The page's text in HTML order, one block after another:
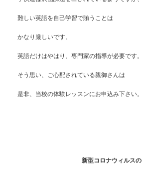
難しい英語を自己学習で賄うことは
かなり厳しいです。
英語だけはやはり、専門家の指導が必要です。
そう思い、ご心配されている親御さんは
是非、当校の体験レッスンにお申込み下さい。
新型コロナウィルスの